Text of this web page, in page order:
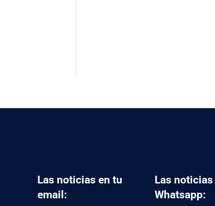
Las noticias en tu
email:
Las noticias
Whatsapp: